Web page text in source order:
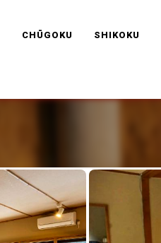
CHŪGOKU SHIKOKU